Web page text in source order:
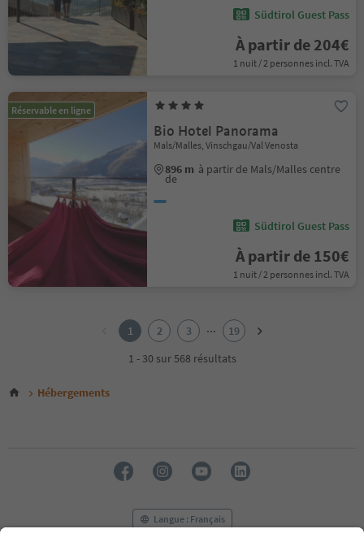
Südtirol Guest Pass
À partir de 204€
1 nuit / 2 personnes incl. TVA
Réservable en ligne
Bio Hotel Panorama
Mals/Malles, Vinschgau/Val Venosta
896 m à partir de Mals/Malles centre
de
Südtirol Guest Pass
À partir de 150€
1 nuit / 2 personnes incl. TVA
6
1 2 3 ...
19
1 - 30 sur 568 résultats
Hébergements
Langue : Français